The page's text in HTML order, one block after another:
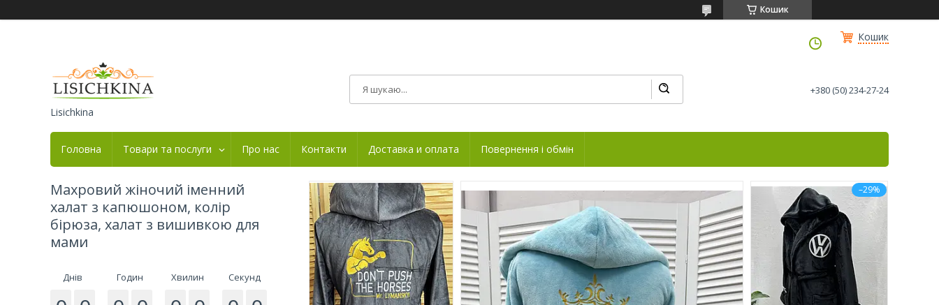
Кошик
Кошик
Lisichkina
+380 (50) 234-27-24
Головна Товари та послуги Про нас Контакти Доставка и оплата Повернення і обмін
–29%
Махровий жіночий іменний
халат з капюшоном, колір
бірюза, халат з вишивкою для
мами
Днів Годин Хвилин Секунд